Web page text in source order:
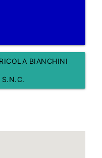
BIANCHINI
S.N.C.